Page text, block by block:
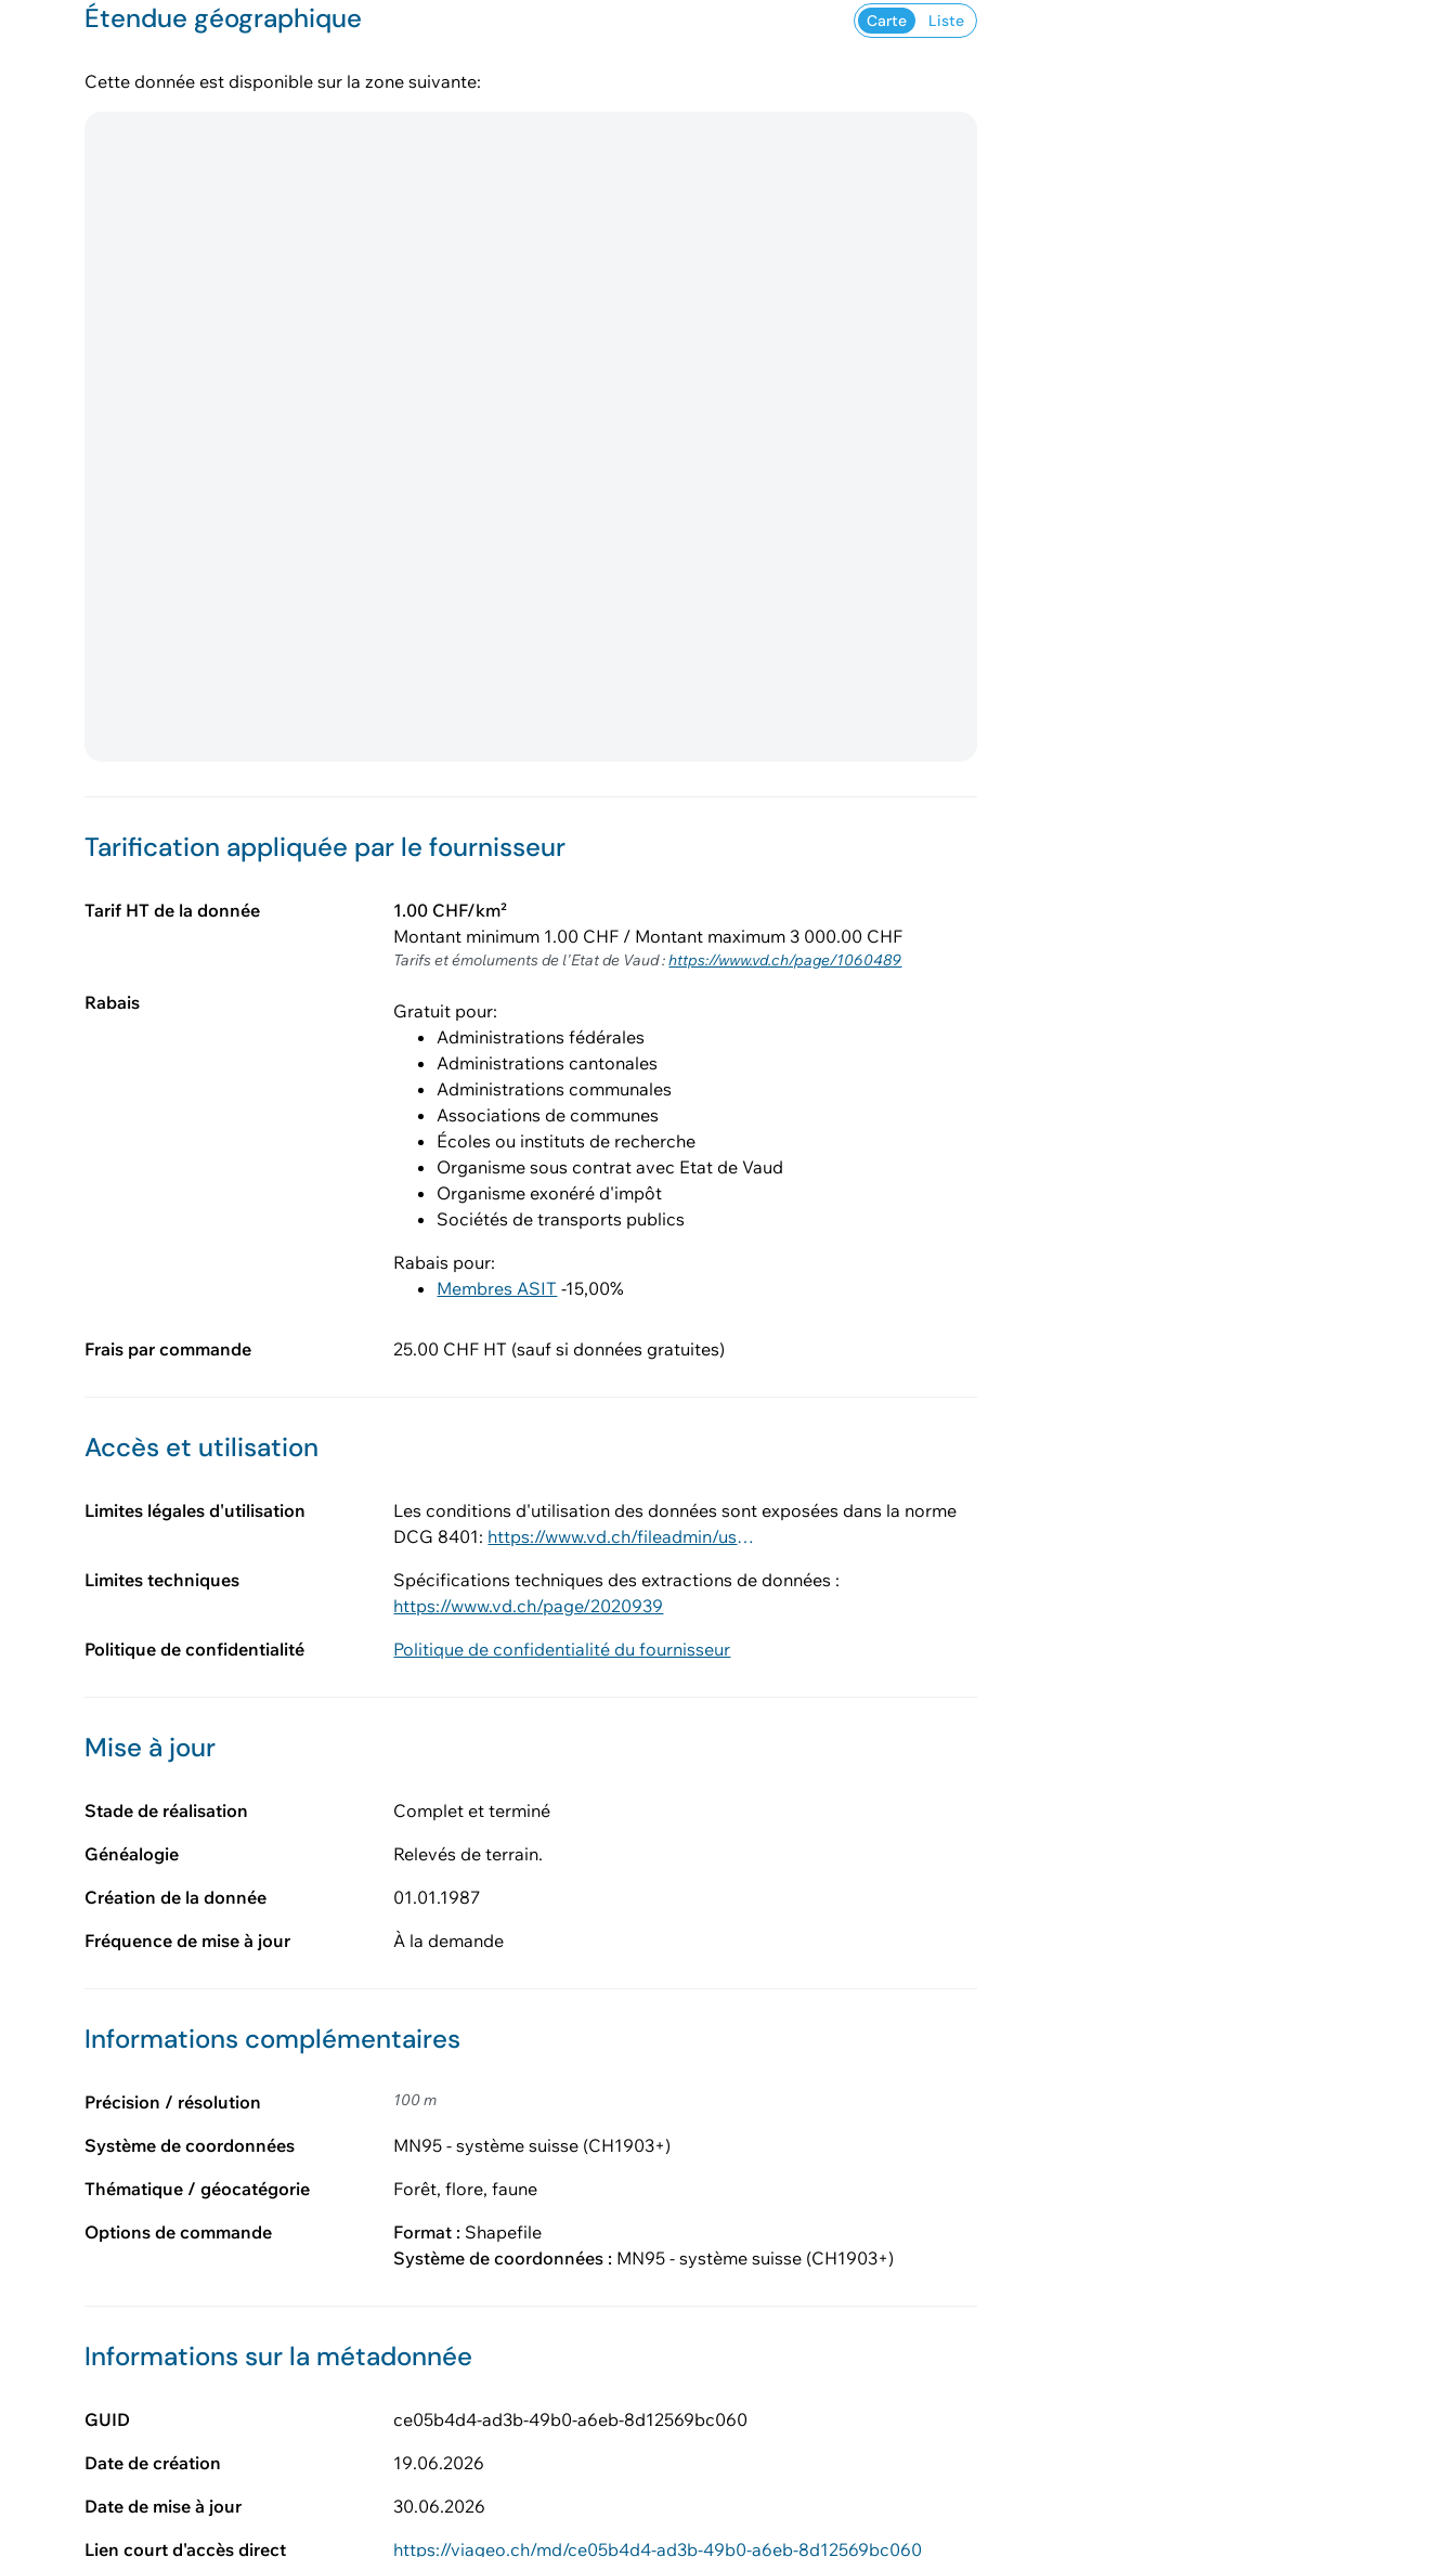
Carte Liste
Étendue géographique
Cette donnée est disponible sur la zone suivante:
Tarification appliquée par le fournisseur
Tarif HT de la donnée
1.00 CHF/km²
Montant minimum 1.00 CHF / Montant maximum 3 000.00 CHF
Tarifs et émoluments de l'Etat de Vaud :https://www.vd.ch/page/1060489
Rabais
Gratuit pour:
Administrations fédérales
Administrations cantonales
Administrations communales
Associations de communes
Écoles ou instituts de recherche
Organisme sous contrat avec Etat de Vaud
Organisme exonéré d'impôt
Sociétés de transports publics
Rabais pour:
Membres ASIT -15,00%
Frais par commande 25.00 CHF HT (sauf si données gratuites)
Accès et utilisation
Limites légales d'utilisation
Les conditions d'utilisation des données sont exposées dans la norme
DCG 8401:
https://www.vd.ch/fileadmin/user_upload/dinf/8000/8401.pdf
Limites techniques
Spécifications techniques des extractions de données :
https://www.vd.ch/page/2020939
Politique de confidentialité
Politique de confidentialité du fournisseur
Mise à jour
Stade de réalisation
Complet et terminé
Généalogie
Relevés de terrain.
Création de la donnée
01.01.1987
Fréquence de mise à jour
À la demande
Informations complémentaires
Précision / résolution 100 m
Système de coordonnées
MN95 - système suisse (CH1903+)
Thématique / géocatégorie
Forêt, flore, faune
Options de commande
Format : Shapefile
Système de coordonnées : MN95 - système suisse (CH1903+)
Informations sur la métadonnée
GUID
ce05b4d4-ad3b-49b0-a6eb-8d12569bc060
Date de création
19.06.2026
Date de mise à jour
30.06.2026
Lien court d'accès direct
https://viageo.ch/md/ce05b4d4-ad3b-49b0-a6eb-8d12569bc060